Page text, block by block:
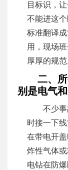
目标识，
不能进这
标准翻译
用，现场
厚厚的规范
二、
别是电气
不少
时接一下
在带电开
炸性气体
电钻在防